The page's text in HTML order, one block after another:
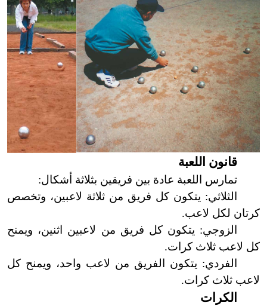
قانون اللعبة
تمارس اللعبة عادة بين فريقين بثلاثة أشكال:
الثلاثي: يتكون كل فريق من ثلاثة لاعبين، وتخصص
كرتان لكل لاعب.
الزوجي: يتكون كل فريق من لاعبين اثنين، ويمنح
كل لاعب ثلاث كرات.
الفردي: يتكون الفريق من لاعب واحد، ويمنح كل
لاعب ثلاث كرات.
الكرات